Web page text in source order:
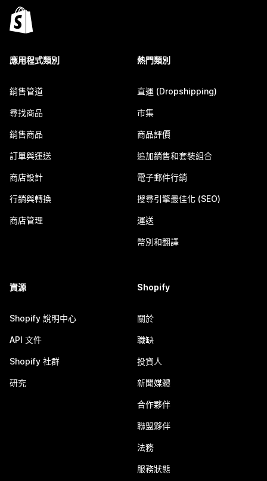
應用程式類別
銷售管道
尋找商品
銷售商品
訂單與運送
商店設計
行銷與轉換
商店管理
熱門類別
直運 (Dropshipping)
市集
商品評價
追加銷售和套裝組合
電子郵件行銷
搜尋引擎最佳化 (SEO)
運送
幣別和翻譯
資源
Shopify 說明中心
API 文件
Shopify 社群
研究
Shopify
關於
職缺
投資人
新聞媒體
合作夥伴
聯盟夥伴
法務
服務狀態